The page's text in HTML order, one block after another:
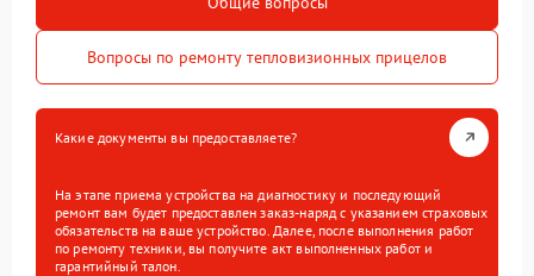
Вопросы по ремонту тепловизионных прицелов
Какие документы вы предоставляете?
На этапе приема устройства на диагностику и последующий
ремонт вам будет предоставлен заказ-наряд с указанием страховых
обязательств на ваше устройство. Далее, после выполнения работ
по ремонту техники, вы получите акт выполненных работ и
гарантийный талон.